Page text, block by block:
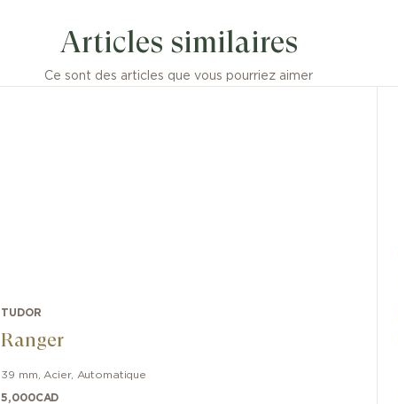
Articles similaires
Ce sont des articles que vous pourriez aimer
TUDOR
Ranger
39 mm Acier, Automatique
5,000CAD